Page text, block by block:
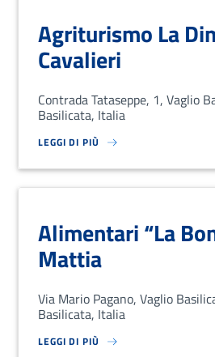
Agriturismo La
Cavalieri
Contrada Tataseppe, 1, Vaglio
Basilicata, Italia
LEGGI DI PIÙ
SU LOREM IPSUM DOLOR SIT
Alimentari “La
Mattia
Via Mario Pagano, Vaglio
Basilicata, Italia
LEGGI DI PIÙ
SU LOREM IPSUM DOLOR SIT